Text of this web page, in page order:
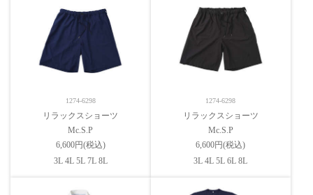
1274-6298
リラックスショーツ
Mc.S.P
6,600円(税込)
3L 4L 5L 7L 8L
1274-6298
リラックスショーツ
Mc.S.P
6,600円(税込)
3L 4L 5L 6L 8L